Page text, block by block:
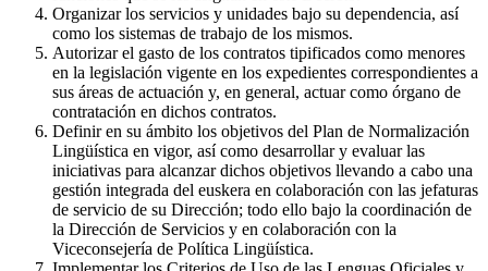
Organizar los servicios y unidades bajo su dependencia, así
como los sistemas de trabajo de los mismos.
Autorizar el gasto de los contratos tipificados como menores
en la legislación vigente en los expedientes correspondientes a
sus áreas de actuación y, en general, actuar como órgano de
contratación en dichos contratos.
Definir en su ámbito los objetivos del Plan de Normalización
Lingüística en vigor, así como desarrollar y evaluar las
iniciativas para alcanzar dichos objetivos llevando a cabo una
gestión integrada del euskera en colaboración con las jefaturas
de servicio de su Dirección; todo ello bajo la coordinación de
la Dirección de Servicios y en colaboración con la
Viceconsejería de Política Lingüística.